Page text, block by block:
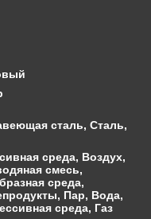
сталь, Сталь,
среда, Воздух,
смесь,
среда,
Пар, Вода,
среда, Газ